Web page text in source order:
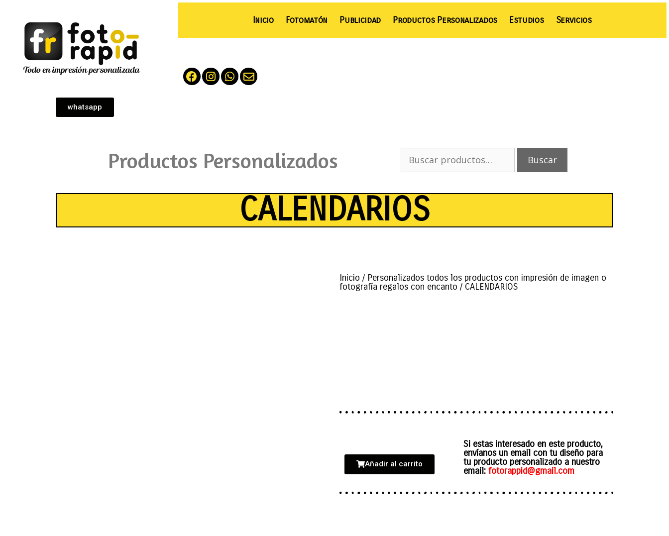
Inicio Fotomatón Publicidad Productos Personalizados Estudios Servicios
whatsapp
Productos Personalizados Buscar
CALENDARIOS
Inicio / Personalizados todos los productos con impresión de imagen o
fotografía regalos con encanto / CALENDARIOS
Añadir al carrito
Si estas interesado en este producto,
envíanos un email con tu diseño para
tu producto personalizado a nuestro
email: fotorappid@gmail.com